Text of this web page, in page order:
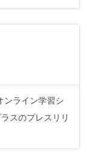
ンライン学習シ
スのプレスリリ